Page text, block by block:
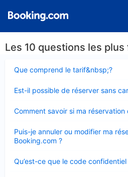
Les 10 questions les
Que comprend le tarif&nbsp;?
fermé
Est-il possible de réserver sans
fermé
Comment savoir si ma
fermé
Puis-je annuler ou modifier ma
Booking.com ?
fermé
Qu’est-ce que le code
fermé